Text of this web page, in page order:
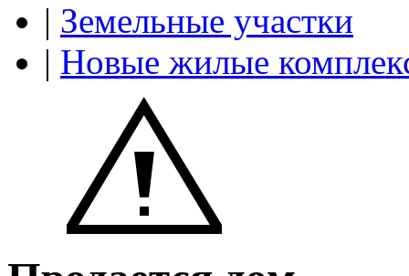
| Земельные участки
| Новые жилые